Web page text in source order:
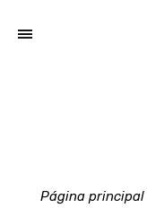
Página principal